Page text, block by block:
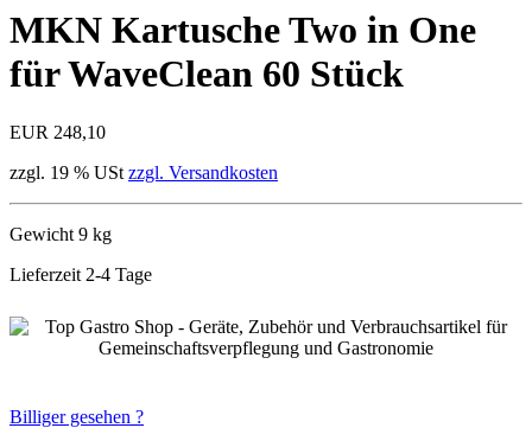
MKN Kartusche Two in One
für WaveClean 60 Stück
EUR 248,10
zzgl. 19 % USt zzgl. Versandkosten
Gewicht 9 kg
Lieferzeit 2-4 Tage
Billiger gesehen ?